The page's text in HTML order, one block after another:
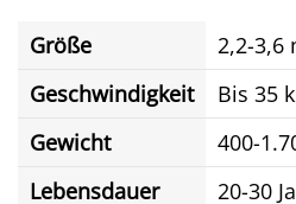
Größe
2,2-3,6
Geschwindigkeit
Bis 35
Gewicht
400-
Lebensdauer
20-30